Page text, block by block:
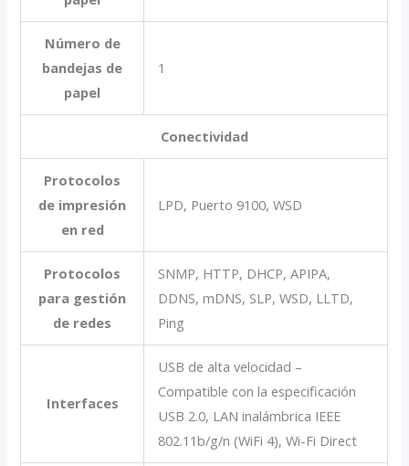
Número de
bandejas de
papel
1
Conectividad
Protocolos
de impresión
en red
LPD, Puerto 9100, WSD
Protocolos
para gestión
de redes
SNMP, HTTP, DHCP, APIPA,
DDNS, mDNS, SLP, WSD, LLTD,
Ping
Interfaces
USB de alta velocidad –
Compatible con la especificación
USB 2.0, LAN inalámbrica IEEE
802.11b/g/n (WiFi 4), Wi-Fi Direct